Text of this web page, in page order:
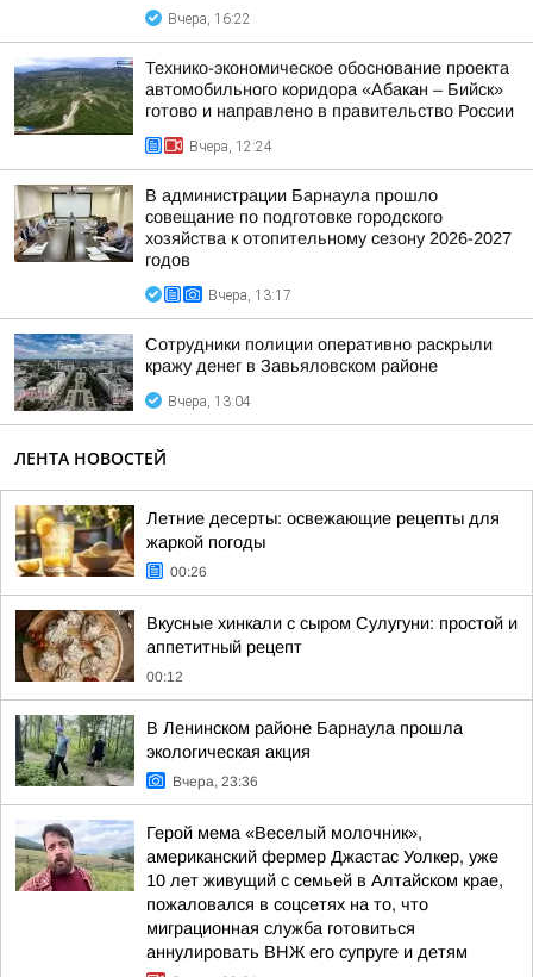
Вчера, 16:22
Технико-экономическое обоснование проекта
автомобильного коридора «Абакан – Бийск»
готово и направлено в правительство России
Вчера, 12:24
В администрации Барнаула прошло
совещание по подготовке городского
хозяйства к отопительному сезону 2026-2027
годов
Вчера, 13:17
Сотрудники полиции оперативно раскрыли
кражу денег в Завьяловском районе
Вчера, 13:04
ЛЕНТА НОВОСТЕЙ
Летние десерты: освежающие рецепты для
жаркой погоды
00:26
Вкусные хинкали с сыром Сулугуни: простой и
аппетитный рецепт
00:12
В Ленинском районе Барнаула прошла
экологическая акция
Вчера, 23:36
Герой мема «Веселый молочник»,
американский фермер Джастас Уолкер, уже
10 лет живущий с семьей в Алтайском крае,
пожаловался в соцсетях на то, что
миграционная служба готовиться
аннулировать ВНЖ его супруге и детям